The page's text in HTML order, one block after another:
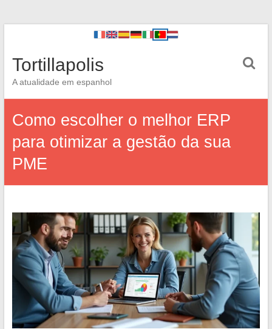
Tortillapolis
A atualidade em espanhol
Como escolher o melhor ERP
para otimizar a gestão da sua
PME